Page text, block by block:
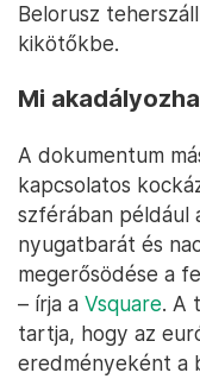
Belorusz
kikötőkbe.
Mi
A dokumentum
kapcsolatos
szférában például
nyugatbarát és
megerősödése a
– írja a Vsquare. A
tartja, hogy az
eredményeként a